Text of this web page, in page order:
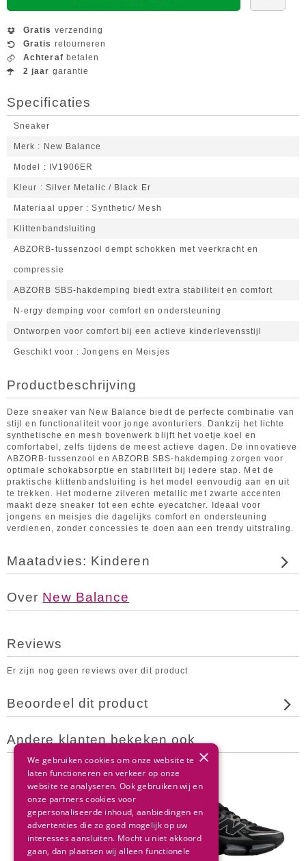
Gratis verzending
Gratis retourneren
Achteraf betalen
2 jaar garantie
Specificaties
Sneaker
Merk New Balance
Model IV1906ER
Kleur Silver Metalic / Black Er
Materiaal upper Synthetic/ Mesh
Klittenbandsluiting
ABZORB-tussenzool dempt schokken met veerkracht en
compressie
ABZORB SBS-hakdemping biedt extra stabiliteit en comfort
N-ergy demping voor comfort en ondersteuning
Ontworpen voor comfort bij een actieve kinderlevensstijl
Geschikt voor Jongens en Meisjes
Productbeschrijving
Deze sneaker van New Balance biedt de perfecte combinatie van
stijl en functionaliteit voor jonge avonturiers. Dankzij het lichte
synthetische en mesh bovenwerk blijft het voetje koel en
comfortabel, zelfs tijdens de meest actieve dagen. De innovatieve
ABZORB-tussenzool en ABZORB SBS-hakdemping zorgen voor
optimale schokabsorptie en stabiliteit bij iedere stap. Met de
praktische klittenbandsluiting is het model eenvoudig aan en uit
te trekken. Het moderne zilveren metallic met zwarte accenten
maakt deze sneaker tot een echte eyecatcher. Ideaal voor
jongens en meisjes die dagelijks comfort en ondersteuning
verdienen, zonder concessies te doen aan een trendy uitstraling.
Maatadvies: Kinderen
Over New Balance
Reviews
Er zijn nog geen reviews over dit product
Beoordeel dit product
Andere klanten bekeken ook
×
We gebruiken cookies om onze website te
laten functioneren en verkeer op onze
website te analyseren. Ook gebruiken wij en
onze partners cookies voor
gepersonaliseerde inhoud, aanbiedingen en
advertenties die zo goed mogelijk op uw
interesses aansluiten. Mocht u niet akkoord
gaan, dan plaatsen wij alleen functionele